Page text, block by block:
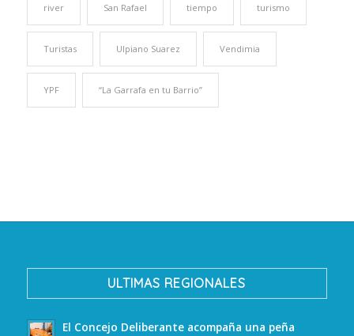
river San Rafael tiempo turismo
Turistas Ulpiano Suarez Vendimia
YPF “La Garrafa en tu Barrio”
ULTIMAS REGIONALES
El Concejo Deliberante acompaña una peña